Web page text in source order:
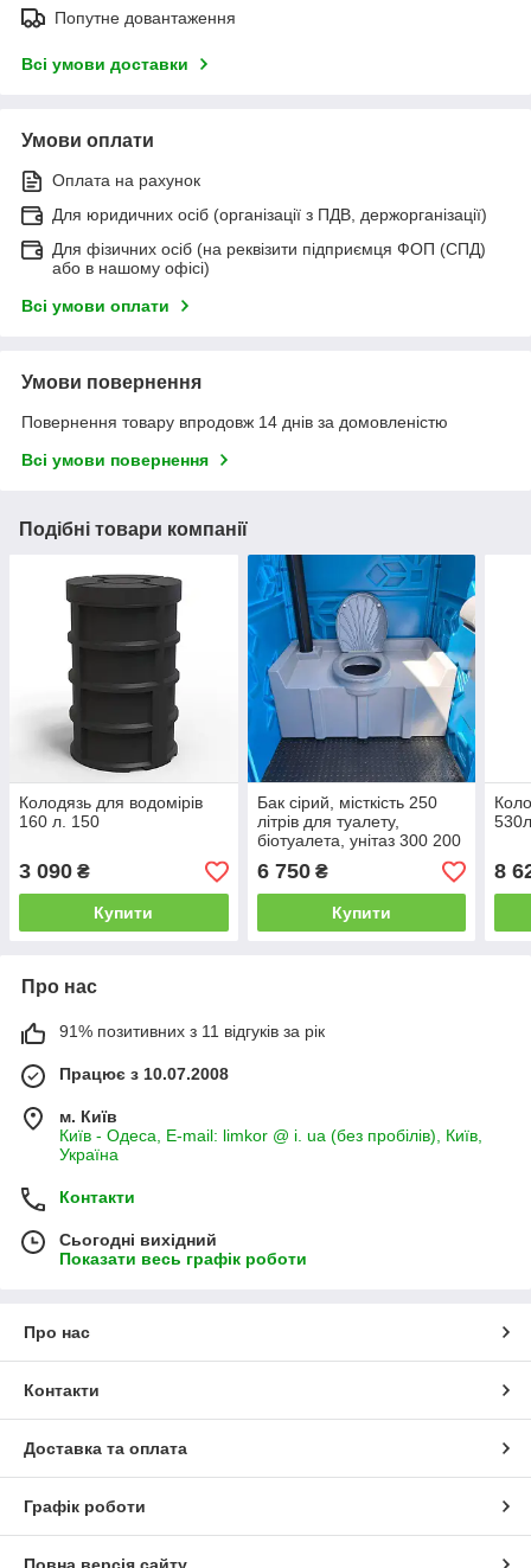
Попутне довантаження
Всі умови доставки
Умови оплати
Оплата на рахунок
Для юридичних осіб (організації з ПДВ, держорганізації)
Для фізичних осіб (на реквізити підприємця ФОП (СПД)
або в нашому офісі)
Всі умови оплати
Умови повернення
Повернення товару впродовж 14 днів за домовленістю
Всі умови повернення
Подібні товари компанії
Колодязь для водомірів
160 л. 150
3 090 ₴
Купити
Бак сірий, місткість 250
літрів для туалету,
біотуалета, унітаз 300 200
6 750₴
Купити
8
Про нас
91% позитивних з 11 відгуків за рік
Працює з 10.07.2008
м. Київ
Київ - Одеса, E-mail: limkor @ i. ua (без пробілів), Київ,
Україна
Контакти
Сьогодні вихідний
Показати весь графік роботи
Про нас
Контакти
Доставка та оплата
Графік роботи